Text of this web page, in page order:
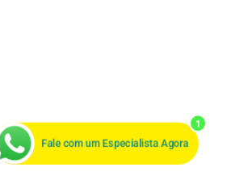
1
Fale com um Especialista Agora